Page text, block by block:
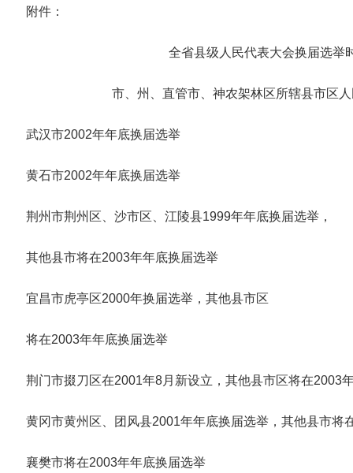
附件：
全省县级人民代表大会换届选举
市、州、直管市、神农架林区所辖县市区
武汉市2002年年底换届选举
黄石市2002年年底换届选举
荆州市荆州区、沙市区、江陵县1999年年底换届选举，
其他县市将在2003年年底换届选举
宜昌市虎亭区2000年换届选举，其他县市区
将在2003年年底换届选举
荆门市掇刀区在2001年8月新设立，其他县市区将在2003
黄冈市黄州区、团风县2001年年底换届选举，其他县市将
襄樊市将在2003年年底换届选举